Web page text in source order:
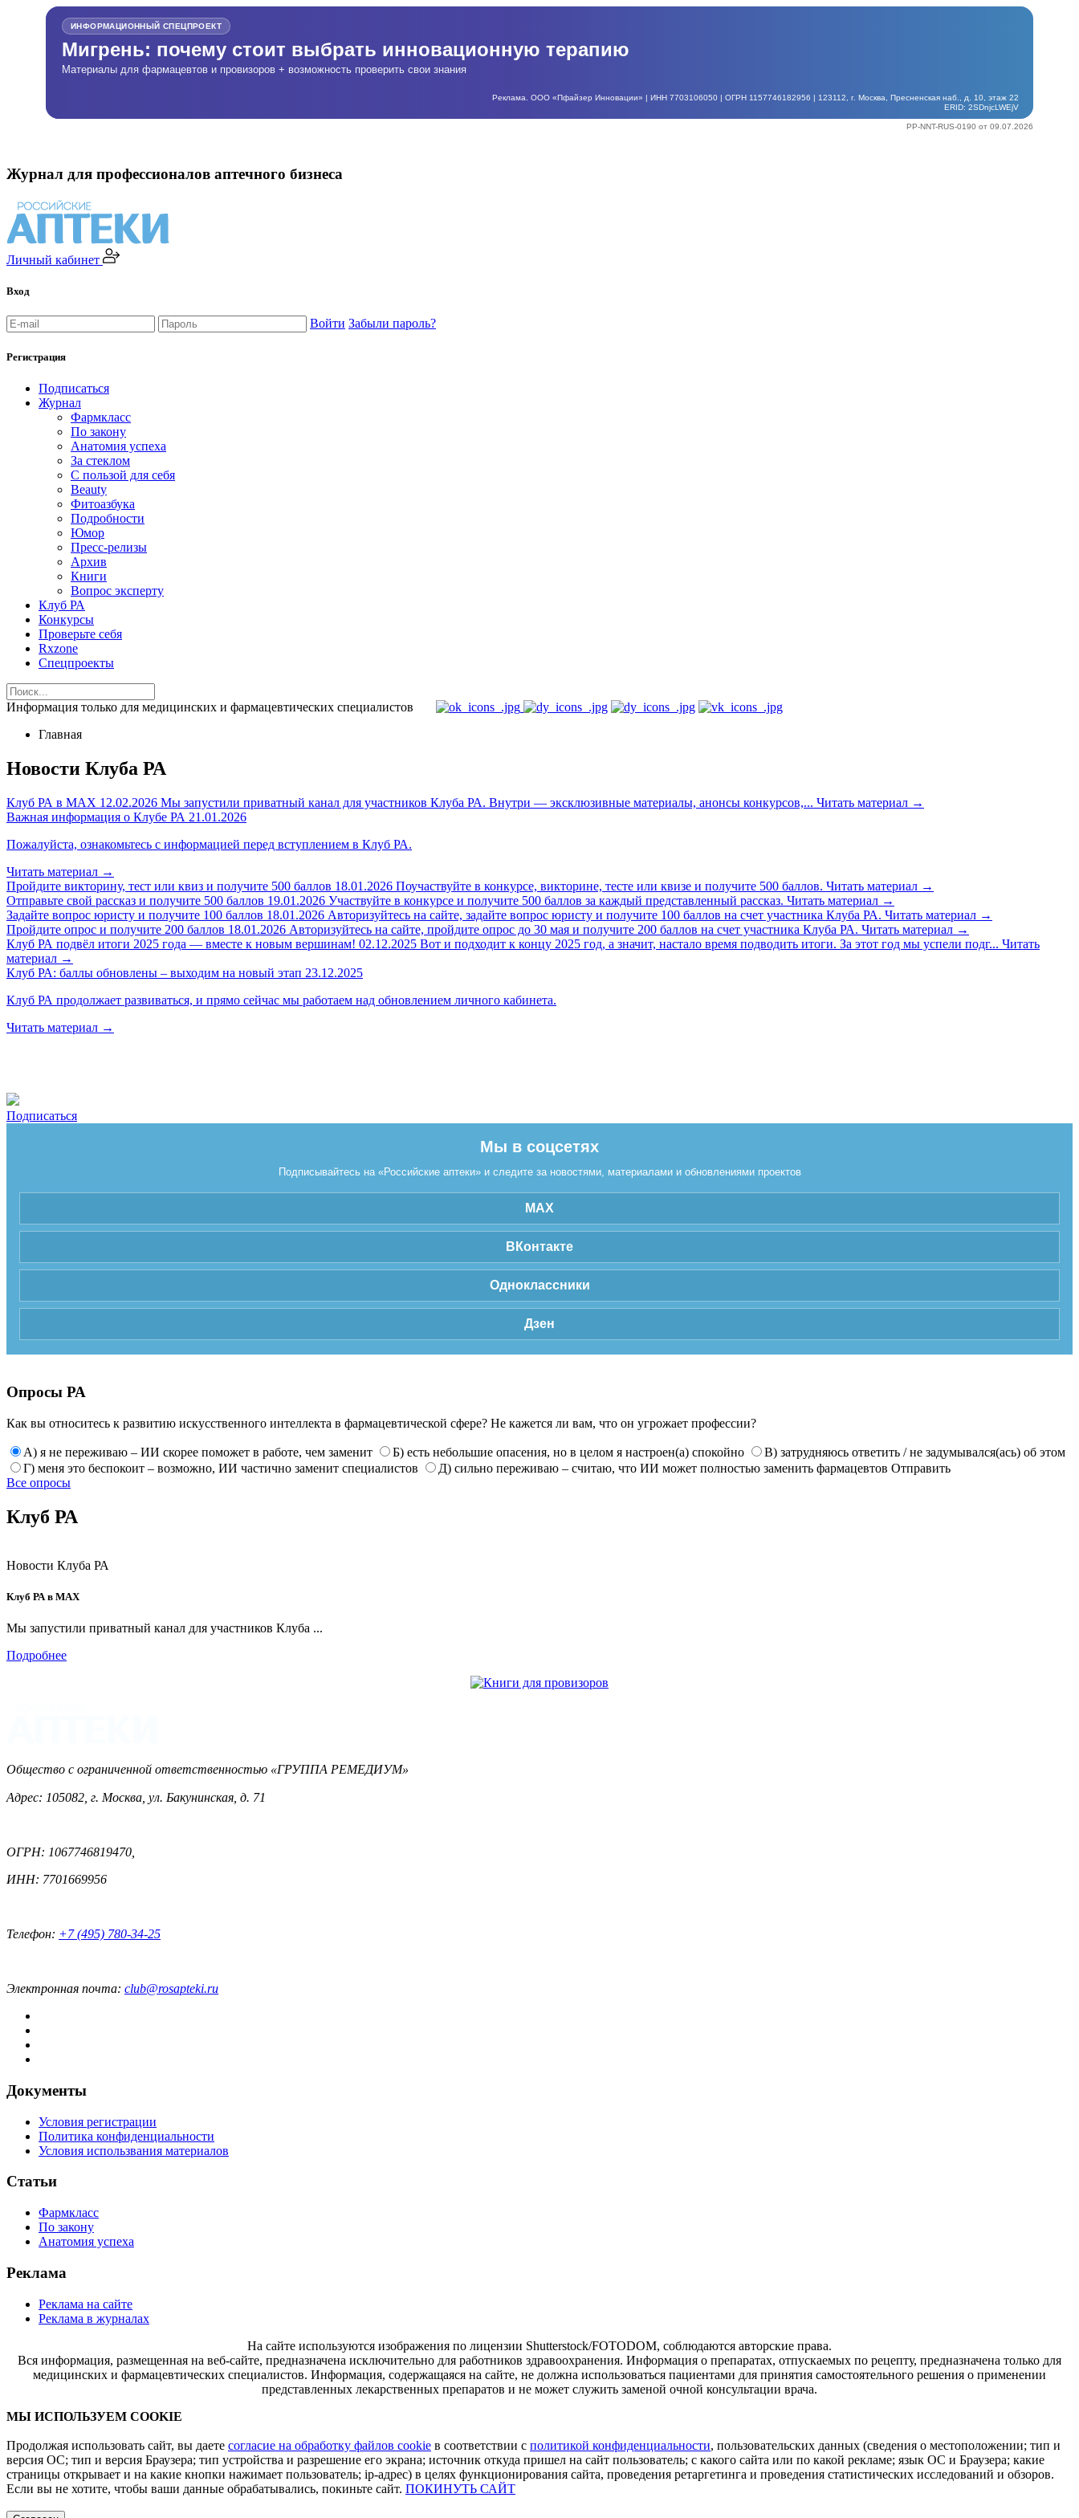
ИНФОРМАЦИОННЫЙ СПЕЦПРОЕКТ
Мигрень: почему стоит выбрать инновационную терапию
Материалы для фармацевтов и провизоров + возможность проверить свои знания
Реклама. ООО «Пфайзер Инновации» | ИНН 7703106050 | ОГРН 1157746182956 | 123112, г. Москва, Пресненская наб., д. 10, этаж 22
ERID: 2SDnjcLWEjV
PP-NNT-RUS-0190 от 09.07.2026
Журнал для профессионалов аптечного бизнеса
Личный кабинет
Вход
Войти Забыли пароль?
Регистрация
Подписаться
Журнал
Фармкласс
По закону
Анатомия успеха
За стеклом
С пользой для себя
Beauty
Фитоазбука
Подробности
Юмор
Пресс-релизы
Архив
Книги
Вопрос эксперту
Клуб РА
Конкурсы
Проверьте себя
Rxzone
Спецпроекты
Информация только для медицинских и фармацевтических специалистов
Главная
Новости Клуба РА
Клуб РА в MAX 12.02.2026 Мы запустили приватный канал для участников Клуба РА. Внутри — эксклюзивные материалы, анонсы конкурсов,... Читать материал →
Важная информация о Клубе РА 21.01.2026
Пожалуйста, ознакомьтесь с информацией перед вступлением в Клуб РА.
Читать материал →
Пройдите викторину, тест или квиз и получите 500 баллов 18.01.2026 Поучаствуйте в конкурсе, викторине, тесте или квизе и получите 500 баллов. Читать материал →
Отправьте свой рассказ и получите 500 баллов 19.01.2026 Участвуйте в конкурсе и получите 500 баллов за каждый представленный рассказ. Читать материал →
Задайте вопрос юристу и получите 100 баллов 18.01.2026 Авторизуйтесь на сайте, задайте вопрос юристу и получите 100 баллов на счет участника Клуба РА. Читать материал →
Пройдите опрос и получите 200 баллов 18.01.2026 Авторизуйтесь на сайте, пройдите опрос до 30 мая и получите 200 баллов на счет участника Клуба РА. Читать материал →
Клуб РА подвёл итоги 2025 года — вместе к новым вершинам! 02.12.2025 Вот и подходит к концу 2025 год, а значит, настало время подводить итоги. За этот год мы успели подг... Читать
материал →
Клуб РА: баллы обновлены – выходим на новый этап 23.12.2025
Клуб РА продолжает развиваться, и прямо сейчас мы работаем над обновлением личного кабинета.
Читать материал →
Подписаться
Мы в соцсетях
Подписывайтесь на «Российские аптеки» и следите за новостями, материалами и обновлениями проектов
MAX
ВКонтакте
Одноклассники
Дзен
Опросы РА
Как вы относитесь к развитию искусственного интеллекта в фармацевтической сфере? Не кажется ли вам, что он угрожает профессии?
А) я не переживаю – ИИ скорее поможет в работе, чем заменит Б) есть небольшие опасения, но в целом я настроен(а) спокойно
В) затрудняюсь ответить / не задумывался(ась) об этом
Г) меня это беспокоит – возможно, ИИ частично заменит специалистов
Д) сильно переживаю – считаю, что ИИ может полностью заменить фармацевтов Отправить
Все опросы
Клуб РА
Новости Клуба РА
Клуб РА в MAX
Мы запустили приватный канал для участников Клуба ...
Подробнее
Общество с ограниченной ответственностью «ГРУППА РЕМЕДИУМ»
Адрес: 105082, г. Москва, ул. Бакунинская, д. 71
ОГРН: 1067746819470,
ИНН: 7701669956
Телефон: +7 (495) 780-34-25
Электронная почта: club@rosapteki.ru
Документы
Условия регистрации
Политика конфиденциальности
Условия использвания материалов
Статьи
Фармкласс
По закону
Анатомия успеха
Реклама
Реклама на сайте
Реклама в журналах
На сайте используются изображения по лицензии Shutterstock/FOTODOM, соблюдаются авторские права.
Вся информация, размещенная на веб-сайте, предназначена исключительно для работников здравоохранения. Информация о препаратах, отпускаемых по рецепту, предназначена только для
медицинских и фармацевтических специалистов. Информация, содержащаяся на сайте, не должна использоваться пациентами для принятия самостоятельного решения о применении
представленных лекарственных препаратов и не может служить заменой очной консультации врача.
МЫ ИСПОЛЬЗУЕМ COOKIE
Продолжая использовать сайт, вы даете согласие на обработку файлов cookie в соответствии с политикой конфиденциальности, пользовательских данных (сведения о местоположении; тип и
версия ОС; тип и версия Браузера; тип устройства и разрешение его экрана; источник откуда пришел на сайт пользователь; с какого сайта или по какой рекламе; язык ОС и Браузера; какие
страницы открывает и на какие кнопки нажимает пользователь; ip-адрес) в целях функционирования сайта, проведения ретаргетинга и проведения статистических исследований и обзоров.
Если вы не хотите, чтобы ваши данные обрабатывались, покиньте сайт. ПОКИНУТЬ САЙТ